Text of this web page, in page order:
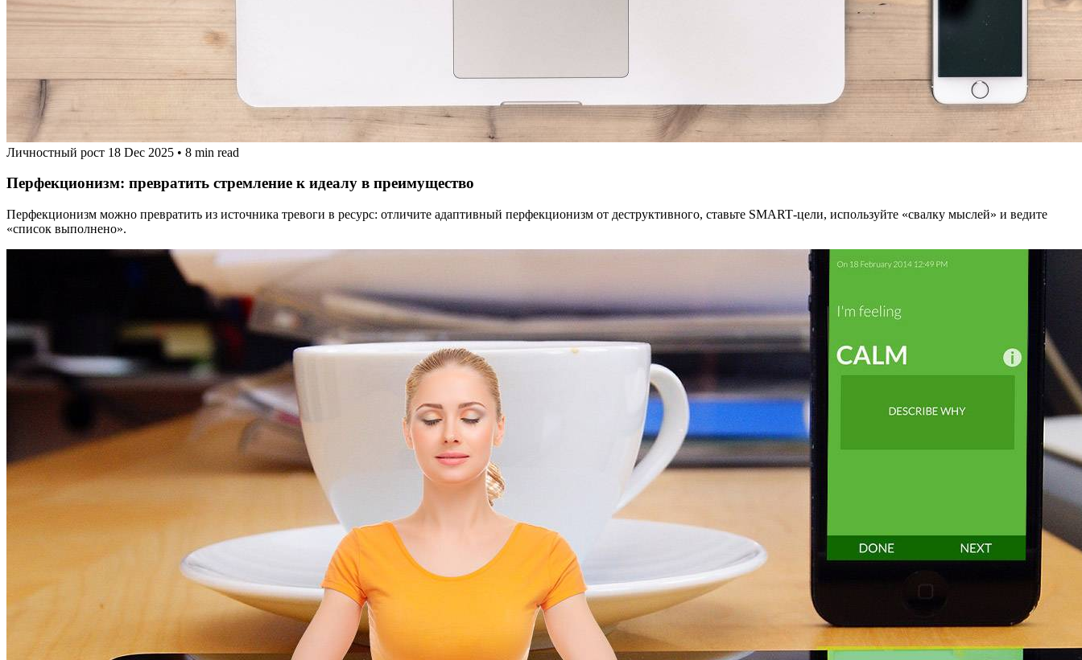
Личностный рост 18 Dec 2025 • 8 min read
Перфекционизм: превратить стремление к идеалу в преимущество
Перфекционизм можно превратить из источника тревоги в ресурс: отличите адаптивный перфекционизм от деструктивного, ставьте SMART‑цели, используйте «свалку мыслей» и ведите
«список выполнено».